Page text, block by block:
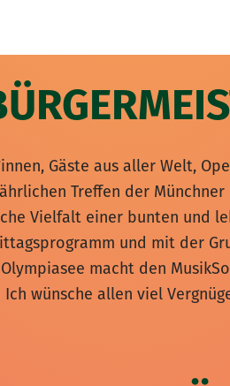
Gäste aus aller Welt,
Treffen der
Vielfalt einer bunten und
und mit der
macht den
Ich wünsche allen viel